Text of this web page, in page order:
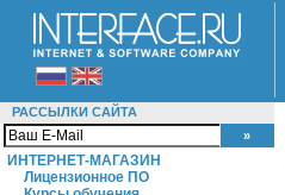
РАССЫЛКИ САЙТА
ИНТЕРНЕТ-МАГАЗИН
Лицензионное ПО